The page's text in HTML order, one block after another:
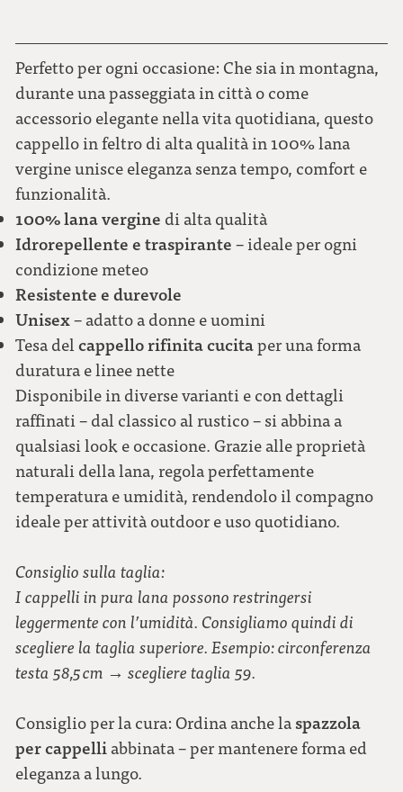
58
59
60
61
62
Perfetto per ogni occasione: Che sia in montagna,
durante una passeggiata in città o come
accessorio elegante nella vita quotidiana, questo
cappello in feltro di alta qualità in 100% lana
vergine unisce eleganza senza tempo, comfort e
funzionalità.
100% lana vergine di alta qualità
Idrorepellente e traspirante – ideale per ogni
condizione meteo
Resistente e durevole
Unisex– adatto a donne e uomini
Tesa delcappello rifinita cucitaper una forma
duratura e linee nette
Disponibile in diverse varianti e con dettagli
raffinati – dal classico al rustico – si abbina a
qualsiasi look e occasione. Grazie alle proprietà
naturali della lana, regola perfettamente
temperatura e umidità, rendendolo il compagno
ideale per attività outdoor e uso quotidiano.
Consiglio sulla taglia:
I cappelli in pura lana possono restringersi
leggermente con l’umidità. Consigliamo quindi di
scegliere la taglia superiore. Esempio: circonferenza
testa 58,5 cm → scegliere taglia 59.
Consiglio per la cura: Ordina anche laspazzola
per cappelli abbinata – per mantenere forma ed
eleganza a lungo.